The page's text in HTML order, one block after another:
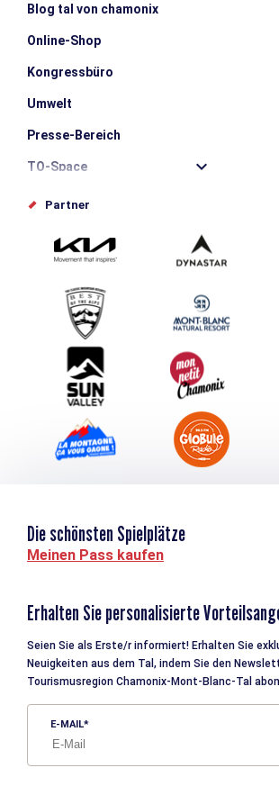
Blog tal von chamonix
Online-Shop
Kongressbüro
Umwelt
Presse-Bereich
TO-Space
Offices de tourisme
Schlagen Sie Ihr Event vor
Service groupes et séminaires
Herunterladen
Tourismus & Behinderung
Partner
Die schönsten Spielplätze
Meinen Pass kaufen
Erhalten Sie personalisierte
Seien Sie als Erste/r informiert! Erhalten Sie
Neuigkeiten aus dem Tal, indem Sie den
Tourismusregion Chamonix-Mont-Blanc-Tal
E-MAIL